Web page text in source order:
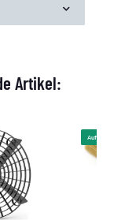
Artikel:
Auf Lager